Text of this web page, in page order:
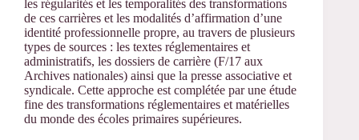
les régularités et les temporalités des transformations
de ces carrières et les modalités d’affirmation d’une
identité professionnelle propre, au travers de plusieurs
types de sources : les textes réglementaires et
administratifs, les dossiers de carrière (F/17 aux
Archives nationales) ainsi que la presse associative et
syndicale. Cette approche est complétée par une étude
fine des transformations réglementaires et matérielles
du monde des écoles primaires supérieures.